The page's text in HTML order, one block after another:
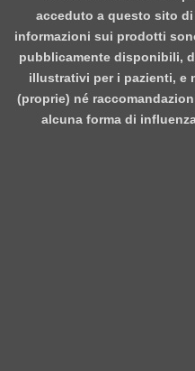
acceduto a questo sito
informazioni sui prodotti
pubblicamente disponibili,
illustrativi per i pazienti, e
(proprie) né
alcuna forma di